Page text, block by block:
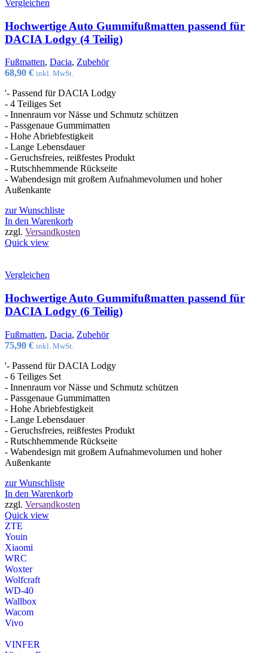
Vergleichen
Hochwertige Auto Gummifußmatten passend für
DACIA Lodgy (4 Teilig)
Fußmatten, Dacia, Zubehör
68,90 € inkl. MwSt.
'- Passend für DACIA Lodgy
- 4 Teiliges Set
- Innenraum vor Nässe und Schmutz schützen
- Passgenaue Gummimatten
- Hohe Abriebfestigkeit
- Lange Lebensdauer
- Geruchsfreies, reißfestes Produkt
- Rutschhemmende Rückseite
- Wabendesign mit großem Aufnahmevolumen und hoher
Außenkante
zur Wunschliste
In den Warenkorb
zzgl. Versandkosten
Quick view
Vergleichen
Hochwertige Auto Gummifußmatten passend für
DACIA Lodgy (6 Teilig)
Fußmatten, Dacia, Zubehör
75,90 € inkl. MwSt.
'- Passend für DACIA Lodgy
- 6 Teiliges Set
- Innenraum vor Nässe und Schmutz schützen
- Passgenaue Gummimatten
- Hohe Abriebfestigkeit
- Lange Lebensdauer
- Geruchsfreies, reißfestes Produkt
- Rutschhemmende Rückseite
- Wabendesign mit großem Aufnahmevolumen und hoher
Außenkante
zur Wunschliste
In den Warenkorb
zzgl. Versandkosten
Quick view
ZTE
Youin
Xiaomi
WRC
Woxter
Wolfcraft
WD-40
Wallbox
Wacom
Vivo
VINFER